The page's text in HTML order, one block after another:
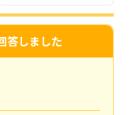
答しました